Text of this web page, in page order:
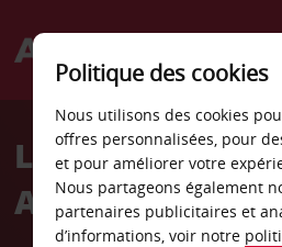
Welcome
AvisLocation de
Aéroport de
Politique des cookies
Nous utilisons des cookies
offres personnalisées, pour
et pour améliorer votre
Nous partageons également
partenaires publicitaires et
d’informations, voir notre